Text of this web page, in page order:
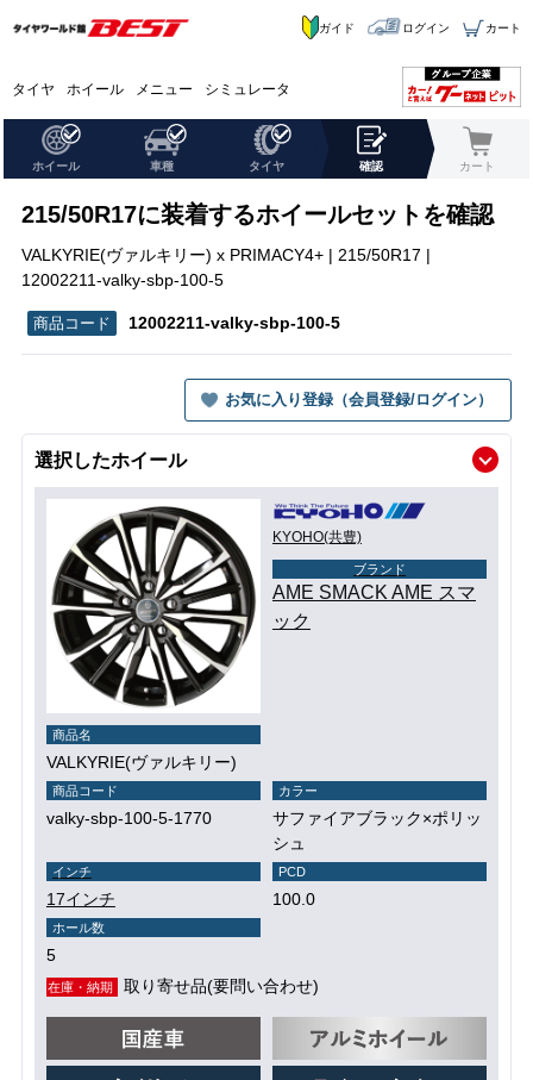
タイヤ ホイール メニュー シミュレータ
ガイド ログイン カート
ホイール 車種 タイヤ 確認 カート
215/50R17に装着するホイールセットを確認
VALKYRIE(ヴァルキリー) x PRIMACY4+ | 215/50R17 |
12002211-valky-sbp-100-5
12002211-valky-sbp-100-5
お気に入り登録（会員登録/ログイン）
選択したホイール
KYOHO(共豊)
ブランド
AME SMACK AME スマ
ック
商品名
VALKYRIE(ヴァルキリー)
商品コード
valky-sbp-100-5-1770
カラー
サファイアブラック×ポリッ
シュ
インチ
17インチ
PCD
100.0
ホール数
5
在庫・納期 取り寄せ品(要問い合わせ)